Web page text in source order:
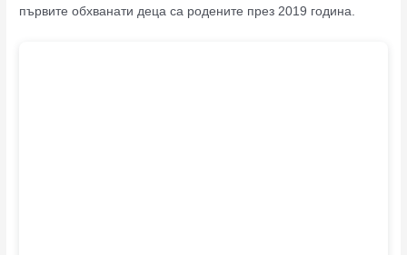
първите обхванати деца са родените през 2019 година.